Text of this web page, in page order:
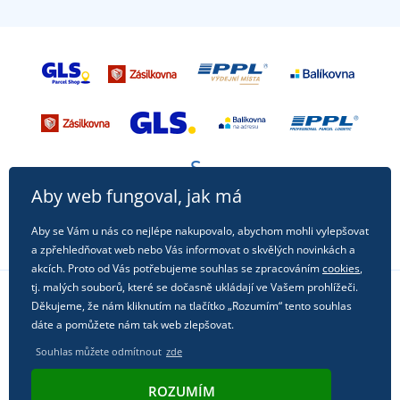
Sledujte nás na sociálních sítích
Aby web fungoval, jak má
Aby se Vám u nás co nejlépe nakupovalo, abychom mohli vylepšovat
a zpřehledňovat web nebo Vás informovat o skvělých novinkách a
akcích. Proto od Vás potřebujeme souhlas se zpracovánímcookies,
tj. malých souborů, které se dočasně ukládají ve Vašem prohlížeči.
Děkujeme, že nám kliknutím na tlačítko „Rozumím“ tento souhlas
dáte a pomůžete nám tak web zlepšovat.
Souhlas můžete odmítnout zde
ROZUMÍM